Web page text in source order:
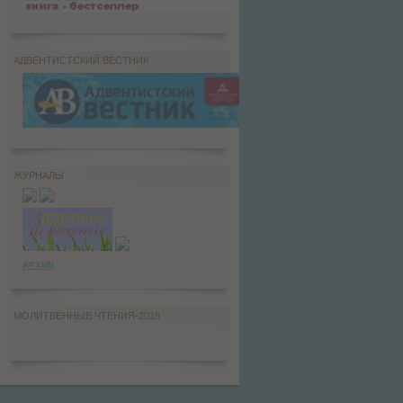
АДВЕНТИСТСКИЙ ВЕСТНИК
ЖУРНАЛЫ
АРХИВ
МОЛИТВЕННЫЕ ЧТЕНИЯ-2018